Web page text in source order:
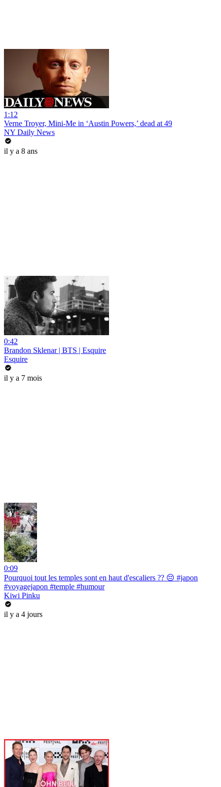
1:12
Verne Troyer, Mini-Me in ‘Austin Powers,’ dead at 49
NY Daily News
il y a 8 ans
0:42
Brandon Sklenar | BTS | Esquire
Esquire
il y a 7 mois
0:09
Pourquoi tout les temples sont en haut d'escaliers ?? 😔 #japon
#voyagejapon #temple #humour
Kiwi Pinku
il y a 4 jours